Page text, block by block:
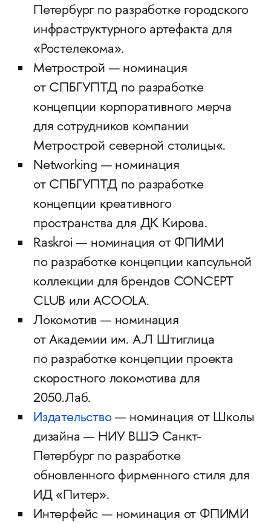
Петербург по разработке городского
инфраструктурного артефакта для
«Ростелекома».
Метрострой — номинация
от СПБГУПТД по разработке
концепции корпоративного мерча
для сотрудников компании
Метрострой северной столицы«.
Networking — номинация
от СПБГУПТД по разработке
концепции креативного
пространства для ДК Кирова.
Raskroi — номинация от ФПИМИ
по разработке концепции капсульной
коллекции для брендов CONCEPT
CLUB или ACOOLA.
Локомотив — номинация
от Академии им. А.Л Штиглица
по разработке концепции проекта
скоростного локомотива для
2050.Лаб.
Издательство— номинация от Школы
дизайна — НИУ ВШЭ Санкт-
Петербург по разработке
обновленного фирменного стиля для
ИД «Питер».
Интерфейс — номинация от ФПИМИ